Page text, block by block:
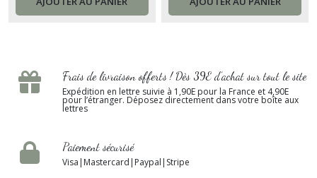
Frais de livraison offerts ! Dès 39E d’achat sur tout le site
Expédition en lettre suivie à 1,90E pour la France et 4,90E
pour l’étranger. Déposez directement dans votre boîte aux
lettres
Paiement sécurisé
Visa|Mastercard|Paypal|Stripe